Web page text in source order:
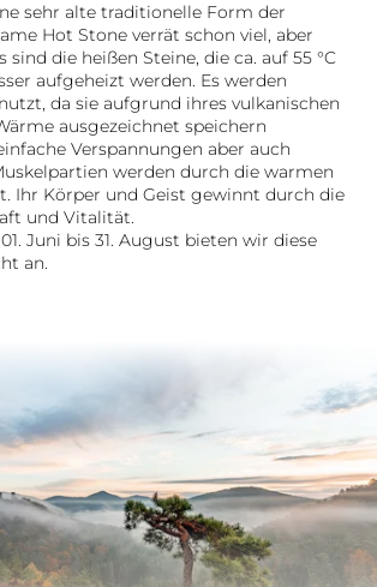
sehr alte traditionelle Form der
Hot Stone verrät schon viel, aber
sind die heißen Steine, die ca. auf 55 °C
aufgeheizt werden. Es werden
da sie aufgrund ihres vulkanischen
ausgezeichnet speichern
Verspannungen aber auch
werden durch die warmen
Ihr Körper und Geist gewinnt durch die
und Vitalität.
Juni bis 31. August bieten wir diese
an.